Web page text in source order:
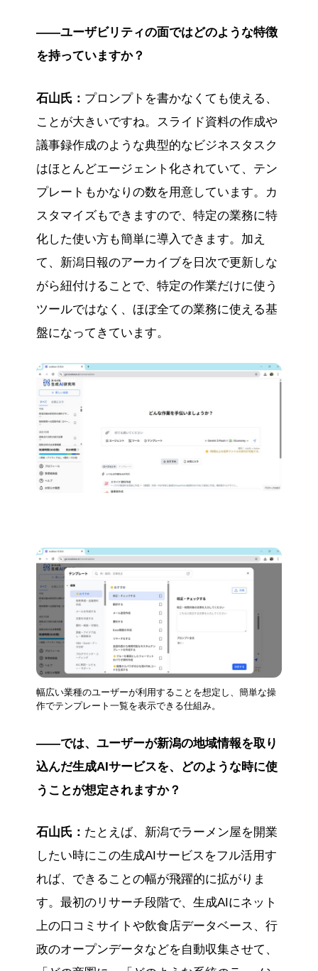
――ユーザビリティの面ではどのような特徴
を持っていますか？
石山氏： プロンプトを書かなくても使える、
ことが大きいですね。スライド資料の作成や
議事録作成のような典型的なビジネスタスク
はほとんどエージェント化されていて、テン
プレートもかなりの数を用意しています。カ
スタマイズもできますので、特定の業務に特
化した使い方も簡単に導入できます。加え
て、新潟日報のアーカイブを日次で更新しな
がら紐付けることで、特定の作業だけに使う
ツールではなく、ほぼ全ての業務に使える基
盤になってきています。
幅広い業種のユーザーが利用することを想定し、簡単な操
作でテンプレート一覧を表示できる仕組み。
――では、ユーザーが新潟の地域情報を取り
込んだ生成AIサービスを、どのような時に使
うことが想定されますか？
石山氏： たとえば、新潟でラーメン屋を開業
したい時にこの生成AIサービスをフル活用す
れば、できることの幅が飛躍的に拡がりま
す。最初のリサーチ段階で、生成AIにネット
上の口コミサイトや飲食店データベース、行
政のオープンデータなどを自動収集させて、